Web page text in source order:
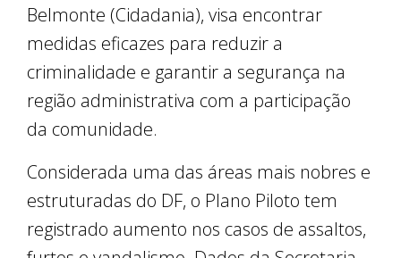
Belmonte (Cidadania), visa encontrar
medidas eficazes para reduzir a
criminalidade e garantir a segurança na
região administrativa com a participação
da comunidade.
Considerada uma das áreas mais nobres e
estruturadas do DF, o Plano Piloto tem
registrado aumento nos casos de assaltos,